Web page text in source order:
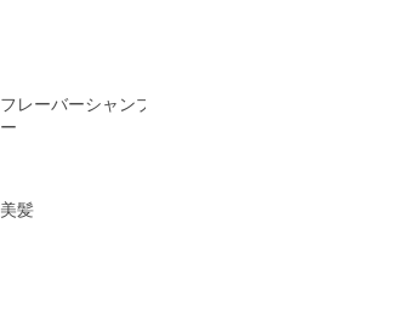
フレーバーシャンプ
ー
美髪